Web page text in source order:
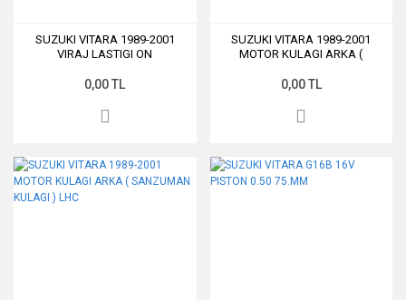
SUZUKI VITARA 1989-2001
VIRAJ LASTIGI ON
0,00 TL
SUZUKI VITARA 1989-2001
MOTOR KULAGI ARKA (
0,00 TL